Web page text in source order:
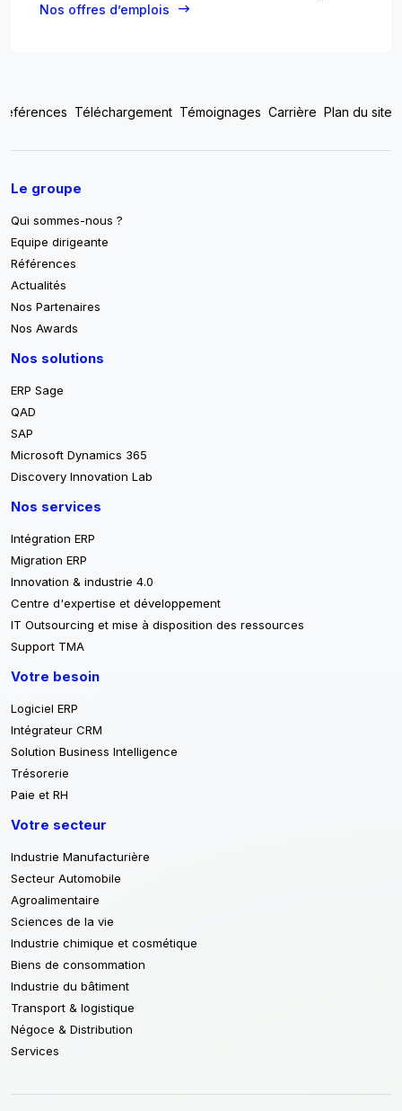
Nos offres d’emplois
Téléchargement Témoignages Carrière Plan du site
Le groupe
Qui sommes-nous ?
Equipe dirigeante
Références
Actualités
Nos Partenaires
Nos Awards
Nos solutions
ERP Sage
QAD
SAP
Microsoft Dynamics 365
Discovery Innovation Lab
Nos services
Intégration ERP
Migration ERP
Innovation & industrie 4.0
Centre d'expertise et développement
IT Outsourcing et mise à disposition des ressources
Support TMA
Votre besoin
Logiciel ERP
Intégrateur CRM
Solution Business Intelligence
Trésorerie
Paie et RH
Votre secteur
Industrie Manufacturière
Secteur Automobile
Agroalimentaire
Sciences de la vie
Industrie chimique et cosmétique
Biens de consommation
Industrie du bâtiment
Transport & logistique
Négoce & Distribution
Services